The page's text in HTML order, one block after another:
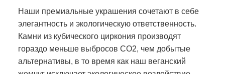
Наши премиальные украшения сочетают в себе
элегантность и экологическую ответственность.
Камни из кубического циркония производят
гораздо меньше выбросов CO2, чем добытые
альтернативы, в то время как наш веганский